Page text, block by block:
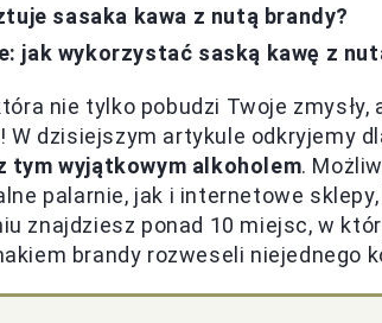
sasaka kawa z nutą brandy?
jak wykorzystać saską kawę z
nie tylko pobudzi Twoje
W dzisiejszym artykule odkryjemy
tym wyjątkowym alkoholem.
palarnie, jak i internetowe
znajdziesz ponad 10 miejsc, w
brandy rozweseli niejednego